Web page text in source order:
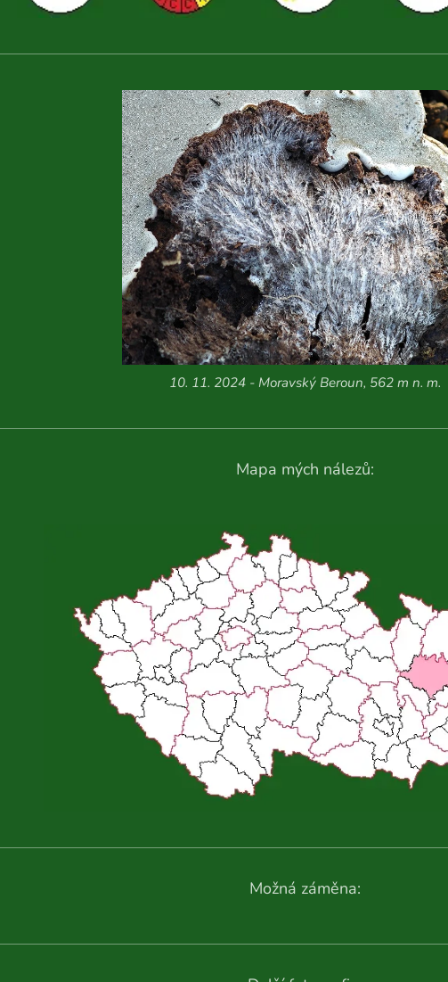
10. 11. 2024 - Moravský Beroun, 562 m n. m.
Mapa mých nálezů:
Možná záměna: